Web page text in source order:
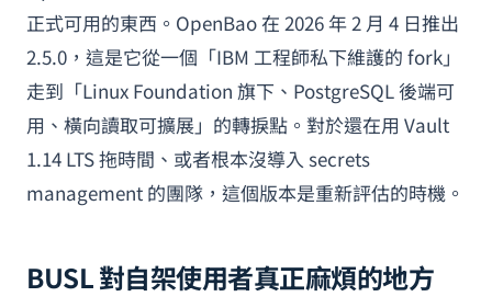
正式可用的東西。OpenBao 在 2026 年 2 月 4 日推出
2.5.0，這是它從一個「IBM 工程師私下維護的 fork」
走到「Linux Foundation 旗下、PostgreSQL 後端可
用、橫向讀取可擴展」的轉捩點。對於還在用 Vault
1.14 LTS 拖時間、或者根本沒導入 secrets
management 的團隊，這個版本是重新評估的時機。
BUSL 對自架使用者真正麻煩的地方